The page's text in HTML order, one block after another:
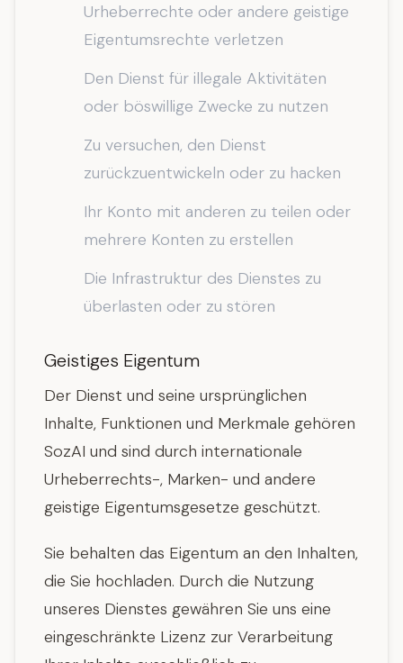
Urheberrechte oder andere geistige
Eigentumsrechte verletzen
Den Dienst für illegale Aktivitäten
oder böswillige Zwecke zu nutzen
Zu versuchen, den Dienst
zurückzuentwickeln oder zu hacken
Ihr Konto mit anderen zu teilen oder
mehrere Konten zu erstellen
Die Infrastruktur des Dienstes zu
überlasten oder zu stören
Geistiges Eigentum
Der Dienst und seine ursprünglichen
Inhalte, Funktionen und Merkmale gehören
SozAI und sind durch internationale
Urheberrechts-, Marken- und andere
geistige Eigentumsgesetze geschützt.
Sie behalten das Eigentum an den Inhalten,
die Sie hochladen. Durch die Nutzung
unseres Dienstes gewähren Sie uns eine
eingeschränkte Lizenz zur Verarbeitung